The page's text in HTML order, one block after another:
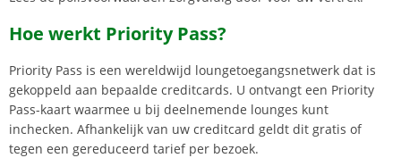
Hoe werkt Priority Pass?
Priority Pass is een wereldwijd loungetoegangsnetwerk dat is
gekoppeld aan bepaalde creditcards. U ontvangt een Priority
Pass-kaart waarmee u bij deelnemende lounges kunt
inchecken. Afhankelijk van uw creditcard geldt dit gratis of
tegen een gereduceerd tarief per bezoek.